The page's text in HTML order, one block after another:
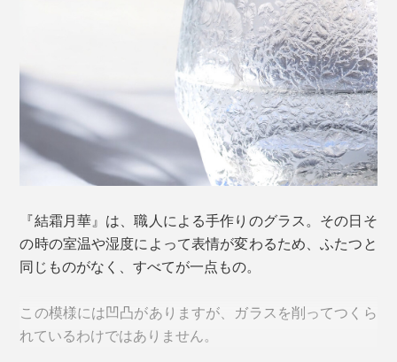
グラスの種類は４つ。美しさだけでなく、持ちやすさや
飲みやすさにこだわった大きさや形。表面の模様は、滑
りにくさにもひと役買っています。
『結霜月華』は、職人による手作りのグラス。その日そ
の時の室温や湿度によって表情が変わるため、ふたつと
同じものがなく、すべてが一点もの。
この模様には凹凸がありますが、ガラスを削ってつくら
れているわけではありません。